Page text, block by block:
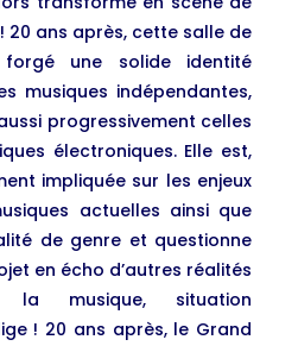
20 ans après, cette salle de
une solide identité
musiques indépendantes,
progressivement celles
électroniques. Elle est,
impliquée sur les enjeux
actuelles ainsi que
de genre et questionne
en écho d’autres réalités
la musique, situation
! 20 ans après, le Grand